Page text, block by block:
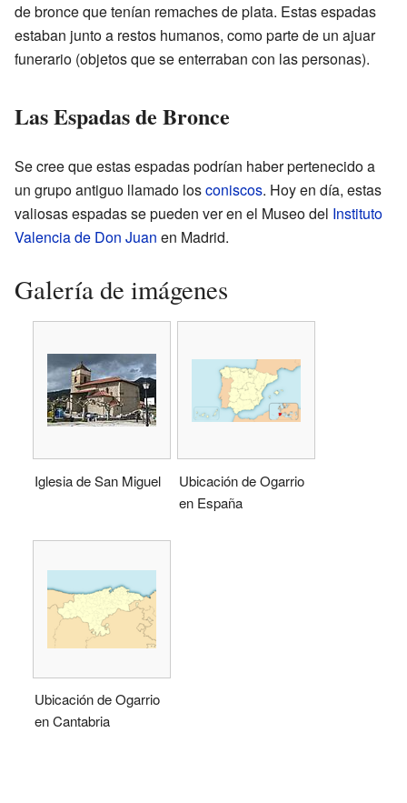
de bronce que tenían remaches de plata. Estas espadas
estaban junto a restos humanos, como parte de un ajuar
funerario (objetos que se enterraban con las personas).
Las Espadas de Bronce
Se cree que estas espadas podrían haber pertenecido a
un grupo antiguo llamado losconiscos. Hoy en día, estas
valiosas espadas se pueden ver en el Museo del Instituto
Valencia de Don Juan en Madrid.
Galería de imágenes
Iglesia de San Miguel
Ubicación de Ogarrio
en España
Ubicación de Ogarrio
en Cantabria